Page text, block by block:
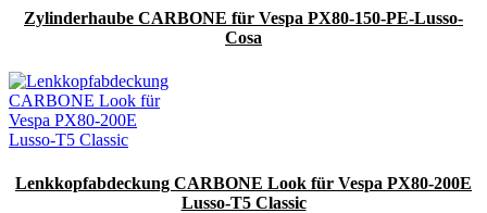
Zylinderhaube CARBONE für Vespa PX80-150-PE-Lusso-
Cosa
Lenkkopfabdeckung CARBONE Look für Vespa PX80-200E
Lusso-T5 Classic